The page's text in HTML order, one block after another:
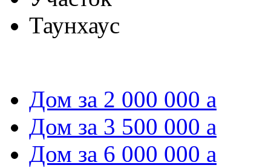
Таунхаус
Дом за 2 000 000 a
Дом за 3 500 000 a
Дом за 6 000 000 a